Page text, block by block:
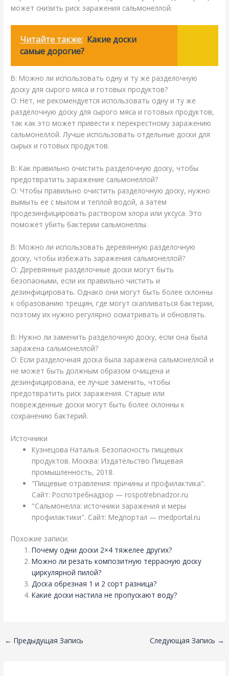
может снизить риск заражения сальмонеллой.
Читайте также: Какие доски
самые дорогие?
В: Можно ли использовать одну и ту же разделочную
доску для сырого мяса и готовых продуктов?
О: Нет, не рекомендуется использовать одну и ту же
разделочную доску для сырого мяса и готовых продуктов,
так как это может привести к перекрестному заражению
сальмонеллой. Лучше использовать отдельные доски для
сырых и готовых продуктов.
В: Как правильно очистить разделочную доску, чтобы
предотвратить заражение сальмонеллой?
О: Чтобы правильно очистить разделочную доску, нужно
вымыть ее с мылом и теплой водой, а затем
продезинфицировать раствором хлора или уксуса. Это
поможет убить бактерии сальмонеллы.
В: Можно ли использовать деревянную разделочную
доску, чтобы избежать заражения сальмонеллой?
О: Деревянные разделочные доски могут быть
безопасными, если их правильно чистить и
дезинфицировать. Однако они могут быть более склонны
к образованию трещин, где могут скапливаться бактерии,
поэтому их нужно регулярно осматривать и обновлять.
В: Нужно ли заменить разделочную доску, если она была
заражена сальмонеллой?
О: Если разделочная доска была заражена сальмонеллой и
не может быть должным образом очищена и
дезинфицирована, ее лучше заменить, чтобы
предотвратить риск заражения. Старые или
поврежденные доски могут быть более склонны к
сохранению бактерий.
Источники
Кузнецова Наталья. Безопасность пищевых
продуктов. Москва: Издательство Пищевая
промышленность, 2018.
"Пищевые отравления: причины и профилактика".
Сайт: Роспотребнадзор — rospotrebnadzor.ru
"Сальмонелла: источники заражения и меры
профилактики". Сайт: Медпортал — medportal.ru
Похожие записи:
Почему одни доски 2×4 тяжелее других?
Можно ли резать композитную террасную доску
циркулярной пилой?
Доска обрезная 1 и 2 сорт разница?
Какие доски настила не пропускают воду?
← Предыдущая Запись Следующая Запись →